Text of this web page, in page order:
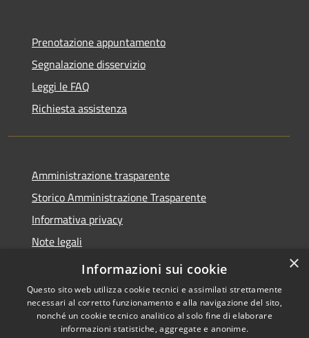
Prenotazione appuntamento
Segnalazione disservizio
Leggi le FAQ
Richiesta assistenza
Amministrazione trasparente
Storico Amministrazione Trasparente
Informativa privacy
Note legali
Dichiarazione di accessibilità
Copyright © 2026 • Comune di
×
Informazioni sui cookie
Questo sito web utilizza cookie tecnici e assimilati strettamente
necessari al corretto funzionamento e alla navigazione del sito,
nonché un cookie tecnico analitico al solo fine di elaborare
informazioni statistiche, aggregate e anonime.